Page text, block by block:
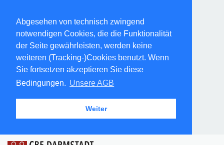
Abgesehen von technisch zwingend
notwendigen Cookies, die die Funktionalität
der Seite gewährleisten, werden keine
weiteren (Tracking-)Cookies benutzt. Wenn
Sie fortsetzen akzeptieren Sie diese
Bedingungen. Unsere AGB
Weiter